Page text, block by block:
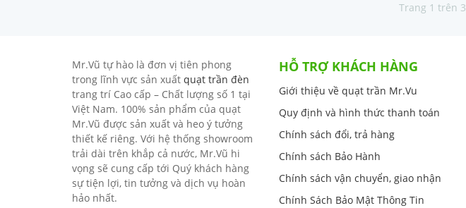
Trang 1 trên 3
Mr.Vũ tự hào là đơn vị tiên phong
trong lĩnh vực sản xuất quạt trần đèn
trang trí Cao cấp – Chất lượng số 1 tại
Việt Nam. 100% sản phẩm của quạt
Mr.Vũ được sản xuất và heo ý tưởng
thiết kế riêng. Với hệ thống showroom
trải dài trên khắp cả nước, Mr.Vũ hi
vọng sẽ cung cấp tới Quý khách hàng
sự tiện lợi, tin tưởng và dịch vụ hoàn
hảo nhất.
HỖ TRỢ KHÁCH HÀNG
Giới thiệu về quạt trần Mr.Vu
Quy định và hình thức thanh toán
Chính sách đổi, trả hàng
Chính sách Bảo Hành
Chính sách vận chuyển, giao nhận
Chính Sách Bảo Mật Thông Tin